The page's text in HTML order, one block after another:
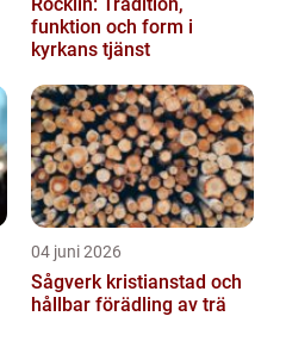
funktion och form i
kyrkans tjänst
04 juni 2026
Sågverk kristianstad och
hållbar förädling av trä